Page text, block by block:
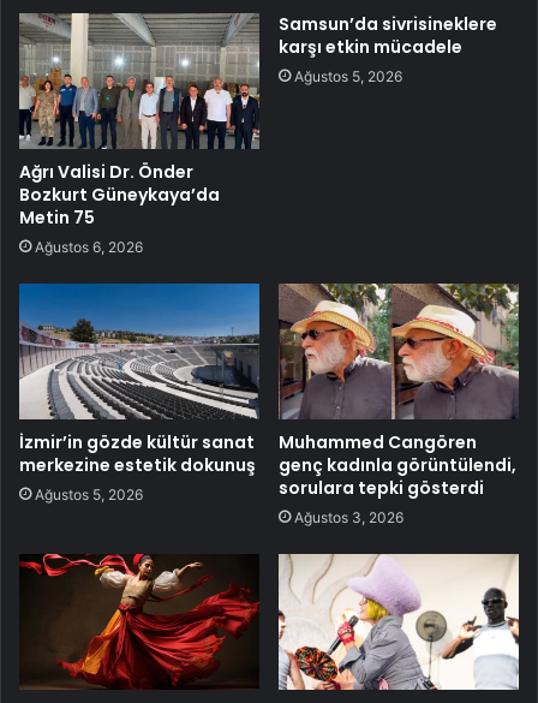
Ağrı Valisi Dr. Önder
Bozkurt Güneykaya’da
Metin 75
Ağustos 6, 2026
Samsun’da sivrisineklere
karşı etkin mücadele
Ağustos 5, 2026
İzmir’in gözde kültür sanat
merkezine estetik dokunuş
Ağustos 5, 2026
Muhammed Cangören
genç kadınla görüntülendi,
sorulara tepki gösterdi
Ağustos 3, 2026